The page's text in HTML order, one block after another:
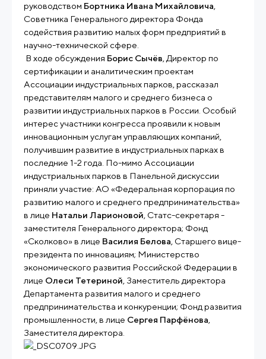
руководством Бортника Ивана Михайловича
Советника Генерального директора Фонда
содействия развитию малых форм предприятий в
научно-технической сфере.
В ходе обсуждения Борис Сычёв , Директор по
сертификации и аналитическим проектам
Ассоциации индустриальных парков, рассказал
представителям малого и среднего бизнеса о
развитии индустриальных парков в России. Особый
интерес участники конгресса проявили к новым
инновационным услугам управляющих компаний,
получившим развитие в индустриальных парках в
последние 1-2 года. По-мимо Ассоциации
индустриальных парков в Панельной дискуссии
приняли участие: АО «Федеральная корпорация по
развитию малого и среднего предпринимательства»
в лице Натальи Ларионовой , Статс-секретаря -
заместителя Генерального директора; Фонд
«Сколково» в лице Василия Белова , Старшего вице-
президента по инновациям; Министерство
экономического развития Российской Федерации в
лице Олеси Тетериной , Заместитель директора
Департамента развития малого и среднего
предпринимательства и конкуренции; Фонд развития
промышленности, в лице Сергея Парфёнова
Заместителя директора.